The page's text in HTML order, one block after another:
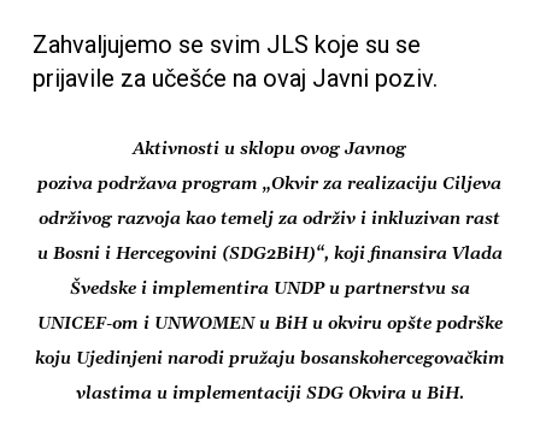
Zahvaljujemo se svim JLS koje su se
prijavile za učešće na ovaj Javni poziv.
Aktivnosti u sklopu ovog Javnog
poziva podržava program „Okvir za realizaciju Ciljeva
održivog razvoja kao temelj za održiv i inkluzivan rast
u Bosni i Hercegovini (SDG2BiH)“, koji finansira Vlada
Švedske i implementira UNDP u partnerstvu sa
UNICEF-om i UNWOMEN u BiH u okviru opšte podrške
koju Ujedinjeni narodi pružaju bosanskohercegovačkim
vlastima u implementaciji SDG Okvira u BiH.